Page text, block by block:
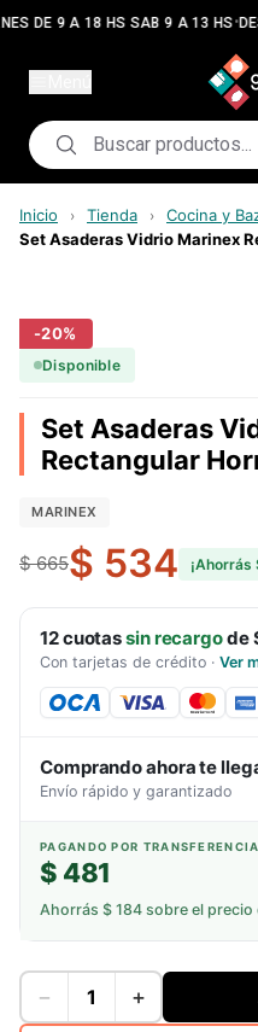
DE 9 A 18 HS SAB 9 A 13 HS•
Inicio › Tienda › Cocina y
Set Asaderas Vidrio Marinex
-20%
Disponible
Set Asaderas
Rectangular
MARINEX
$ 665$ 534 ¡Ahorrás
12cuotassin recargode
Con tarjetas de crédito · Ver
Comprando ahora te
Envío rápido y garantizado
PAGANDO POR TRANSFERENCIA
$ 481
Ahorrás $ 184 sobre el precio
− +